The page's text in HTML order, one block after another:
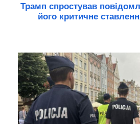
Трамп спростував
його критичне